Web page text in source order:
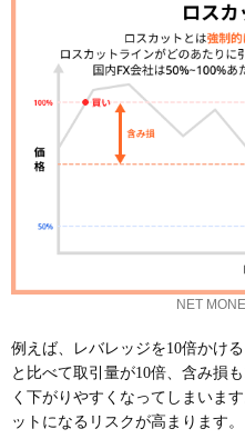
NET
例えば、レバレッジを10倍かけ
と比べて取引量が10倍、含み損
く下がりやすくなってしまいま
ットになるリスクが高まります。